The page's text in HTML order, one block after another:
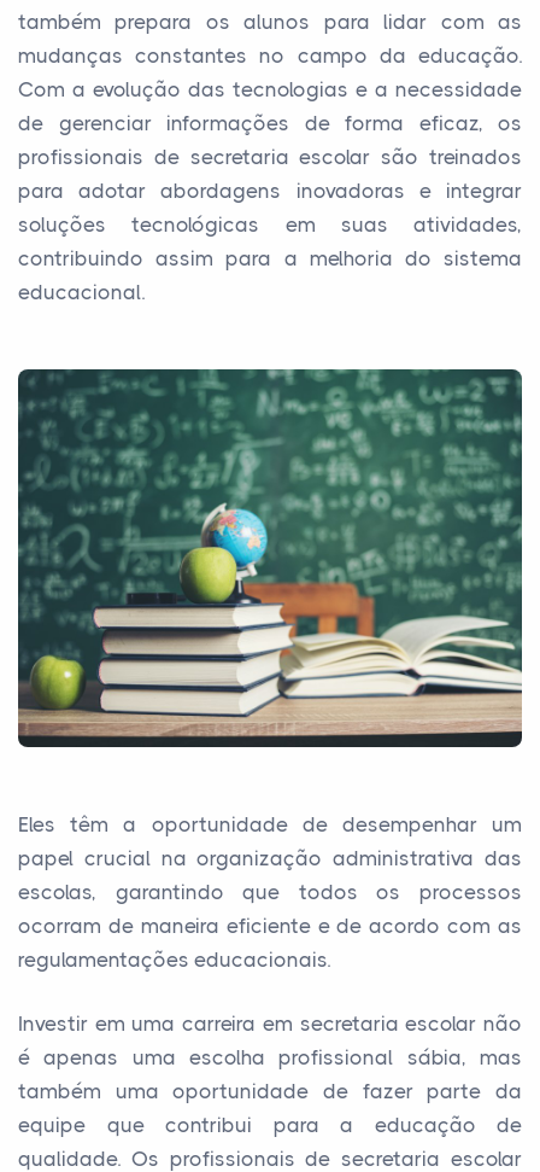
também prepara os alunos para lidar com as
mudanças constantes no campo da educação.
Com a evolução das tecnologias e a necessidade
de gerenciar informações de forma eficaz, os
profissionais de secretaria escolar são treinados
para adotar abordagens inovadoras e integrar
soluções tecnológicas em suas atividades,
contribuindo assim para a melhoria do sistema
educacional.
Eles têm a oportunidade de desempenhar um
papel crucial na organização administrativa das
escolas, garantindo que todos os processos
ocorram de maneira eficiente e de acordo com as
regulamentações educacionais.
Investir em uma carreira em secretaria escolar não
é apenas uma escolha profissional sábia, mas
também uma oportunidade de fazer parte da
equipe que contribui para a educação de
qualidade. Os profissionais de secretaria escolar